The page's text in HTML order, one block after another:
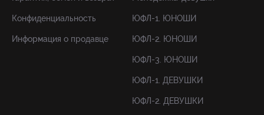
Конфиденциальность
Информация о продавце
ЮФЛ-1. ЮНОШИ
ЮФЛ-2. ЮНОШИ
ЮФЛ-3. ЮНОШИ
ЮФЛ-1. ДЕВУШКИ
ЮФЛ-2. ДЕВУШКИ